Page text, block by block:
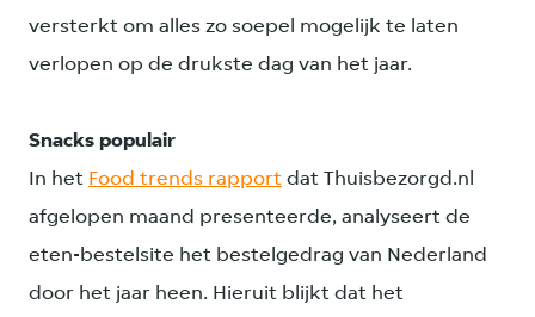
versterkt om alles zo soepel mogelijk te laten
verlopen op de drukste dag van het jaar.
Snacks populair
In het Food trends rapport dat Thuisbezorgd.nl
afgelopen maand presenteerde, analyseert de
eten-bestelsite het bestelgedrag van Nederland
door het jaar heen. Hieruit blijkt dat het